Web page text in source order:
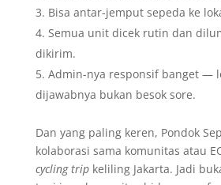
Bisa antar-jemput sepeda ke
Semua unit dicek rutin dan
dikirim.
Admin-nya responsif banget —
dijawabnya bukan besok sore.
Dan yang paling keren, Pondok
kolaborasi sama komunitas atau
cycling tripkeliling Jakarta. Jadi